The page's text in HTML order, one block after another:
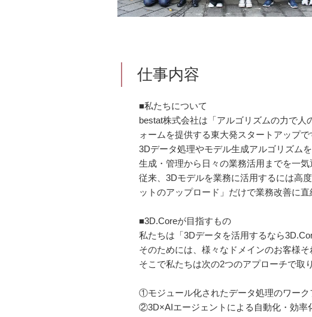
仕事内容
■私たちについて
bestat株式会社は「アルゴリズムの力で
ォームを提供する東大発スタートアップで
3Dデータ処理やモデル生成アルゴリズム
生成・管理から日々の業務活用までを一気
従来、3Dモデルを業務に活用するには高
ットのアップロード」だけで業務改善に
■3D.Coreが目指すもの
私たちは「3Dデータを活用するなら
そのためには、様々なドメインのお客様
そこで私たちは次の2つのアプローチで取
①モジュール化されたデータ処理のワー
②3D×AIエージェントによる自動化・効率